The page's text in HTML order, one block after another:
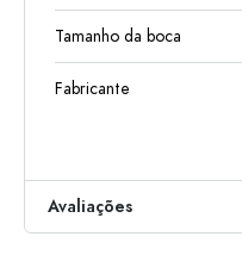
Tamanho da boca
Fabricante
Avaliações